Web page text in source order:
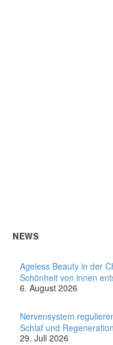
NEWS
Ageless Beauty in der
Schönheit von innen
6. August 2026
Nervensystem
Schlaf und
29. Juli 2026